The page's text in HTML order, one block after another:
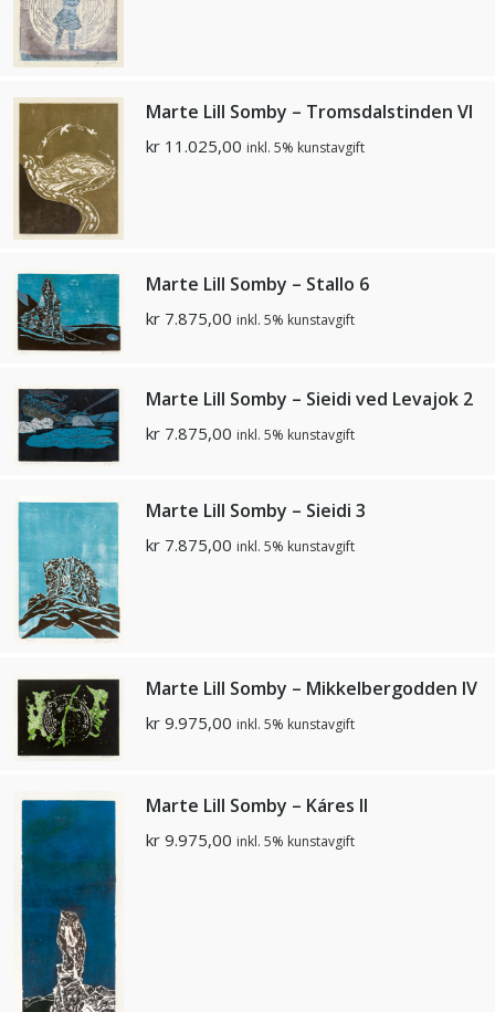
Marte Lill Somby – Tromsdalstinden VI
kr 11.025,00 inkl. 5% kunstavgift
Marte Lill Somby – Stallo 6
kr 7.875,00 inkl. 5% kunstavgift
Marte Lill Somby – Sieidi ved Levajok 2
kr 7.875,00 inkl. 5% kunstavgift
Marte Lill Somby – Sieidi 3
kr 7.875,00 inkl. 5% kunstavgift
Marte Lill Somby – Mikkelbergodden IV
kr 9.975,00 inkl. 5% kunstavgift
Marte Lill Somby – Káres II
kr 9.975,00 inkl. 5% kunstavgift